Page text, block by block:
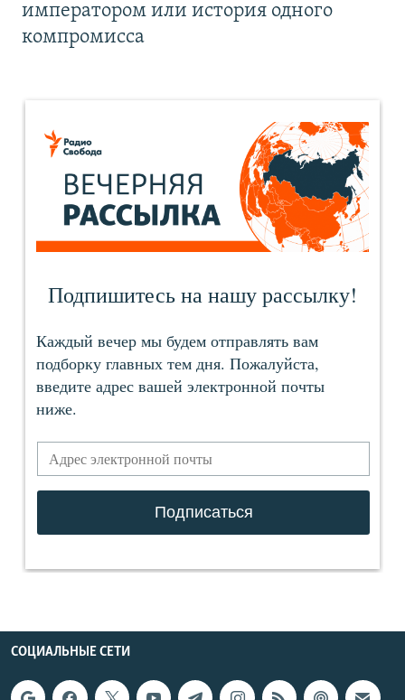
императором или история одного
компромисса
СОЦИАЛЬНЫЕ СЕТИ